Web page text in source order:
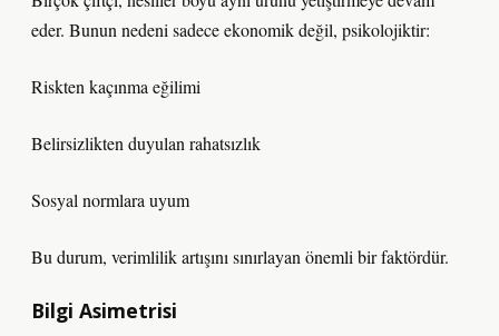
eder. Bunun nedeni sadece ekonomik değil, psikolojiktir:
Riskten kaçınma eğilimi
Belirsizlikten duyulan rahatsızlık
Sosyal normlara uyum
Bu durum, verimlilik artışını sınırlayan önemli bir faktördür.
Bilgi Asimetrisi